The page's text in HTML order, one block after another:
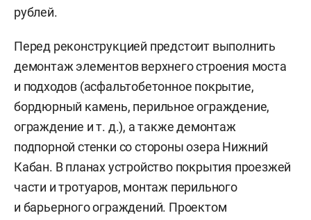
рублей.
Перед реконструкцией предстоит выполнить
демонтаж элементов верхнего строения моста
и подходов (асфальтобетонное покрытие,
бордюрный камень, перильное ограждение,
ограждение и т. д.), а также демонтаж
подпорной стенки со стороны озера Нижний
Кабан. В планах устройство покрытия проезжей
части и тротуаров, монтаж перильного
и барьерного ограждений. Проектом